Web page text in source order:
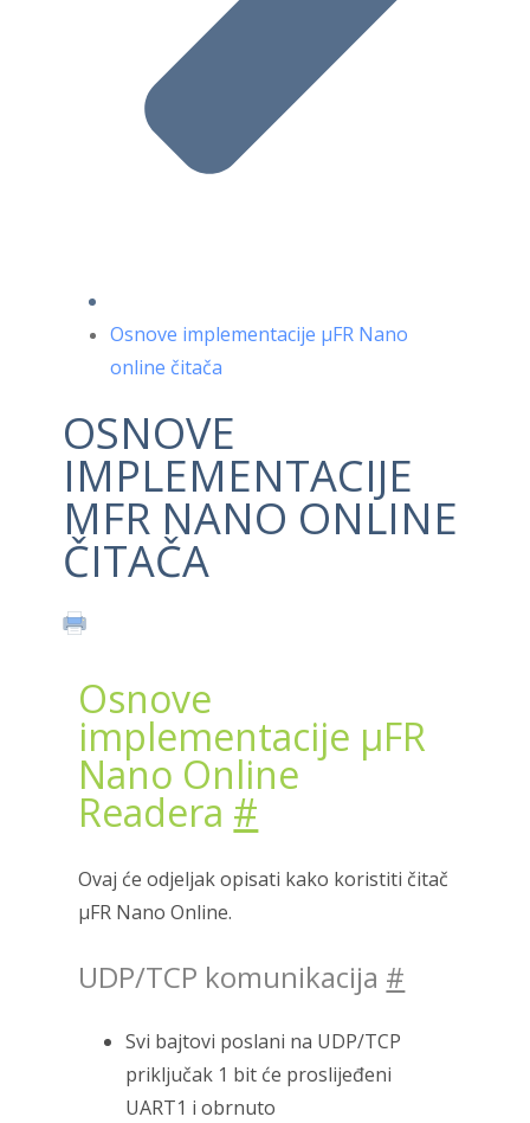
Osnove implementacije μFR Nano
online čitača
OSNOVE
IMPLEMENTACIJE
ΜFR NANO ONLINE
ČITAČA
Osnove
implementacije μFR
Nano Online
Readera #
Ovaj će odjeljak opisati kako koristiti čitač
μFR Nano Online.
UDP/TCP komunikacija #
Svi bajtovi poslani na UDP/TCP
priključak 1 bit će proslijeđeni
UART1 i obrnuto